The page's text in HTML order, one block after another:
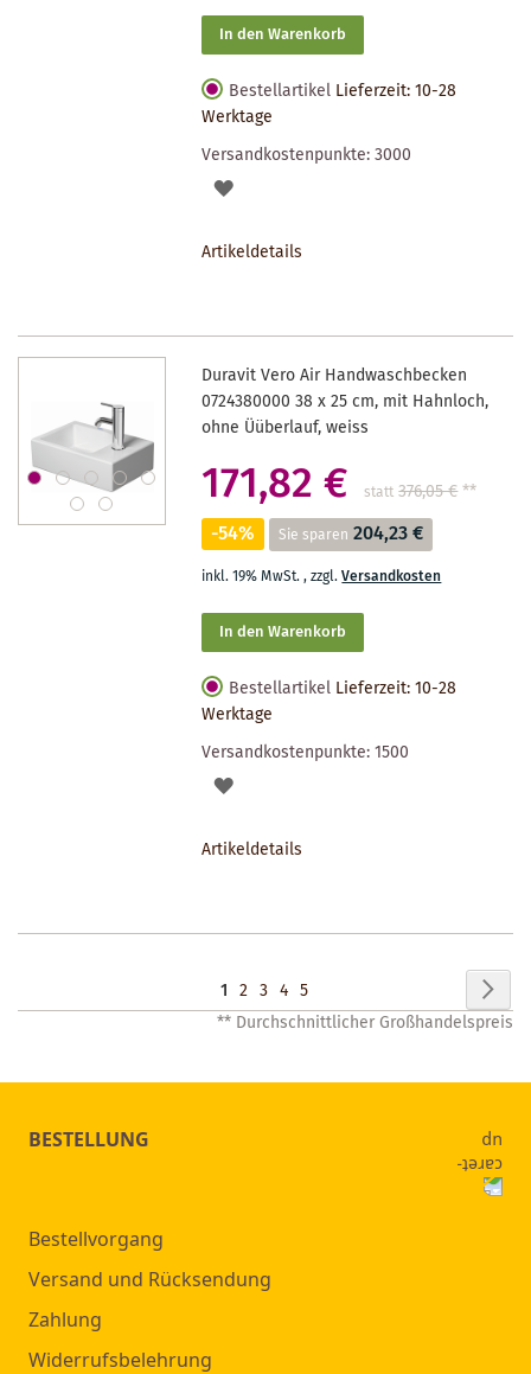
In den Warenkorb
Bestellartikel Lieferzeit: 10-28
Werktage
Versandkostenpunkte:3000
AUF
Artikeldetails
Duravit Vero Air Handwaschbecken
0724380000 38 x 25 cm, mit Hahnloch,
ohne Üüberlauf, weiss
171,82 € statt 376,05 €**
-54% Sie sparen 204,23 €
inkl. 19% MwSt.,zzgl.Versandkosten
In den Warenkorb
Bestellartikel Lieferzeit: 10-28
Werktage
Versandkostenpunkte:1500
AUF
Artikeldetails
Seite
Sie
lesen
1 Seite
2 Seite
3 Seite
4 Seite
5
** Durchschnittlicher Großhandelspreis
BESTELLUNG
Bestellvorgang
Versand und Rücksendung
Zahlung
Widerrufsbelehrung